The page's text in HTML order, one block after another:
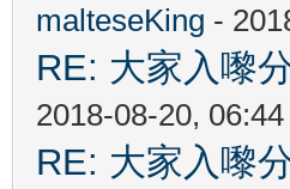
malteseKing -
RE: 大家入嚟
2018-08-20, 06:44
RE: 大家入嚟